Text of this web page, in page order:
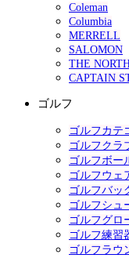
Coleman
Columbia
MERRELL
SALOMON
THE
CAPTAIN
ゴルフ
ゴルフカテ
ゴルフクラ
ゴルフボー
ゴルフウェ
ゴルフバッ
ゴルフシュ
ゴルフグロ
ゴルフ練習
ゴルフラウ